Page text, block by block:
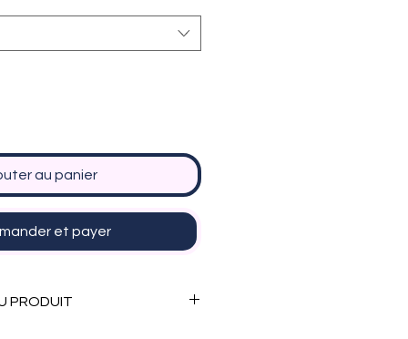
au panier
et payer
PRODUIT